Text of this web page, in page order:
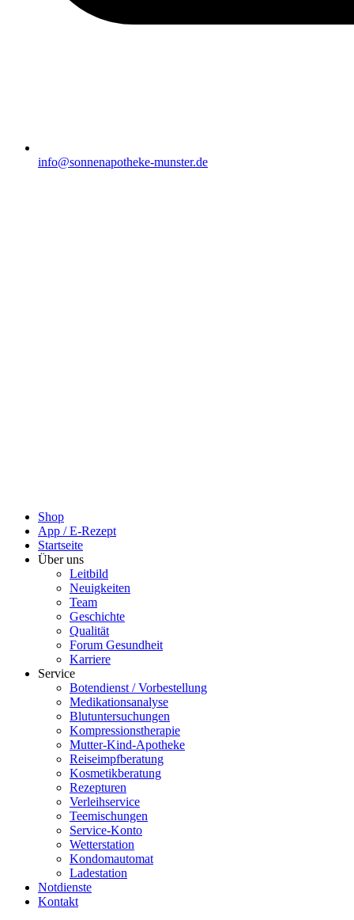
info@sonnenapotheke-munster.de
Shop
App / E-Rezept
Startseite
Über uns
Leitbild
Neuigkeiten
Team
Geschichte
Qualität
Forum Gesundheit
Karriere
Service
Botendienst / Vorbestellung
Medikationsanalyse
Blutuntersuchungen
Kompressionstherapie
Mutter-Kind-Apotheke
Reiseimpfberatung
Kosmetikberatung
Rezepturen
Verleihservice
Teemischungen
Service-Konto
Wetterstation
Kondomautomat
Ladestation
Notdienste
Kontakt